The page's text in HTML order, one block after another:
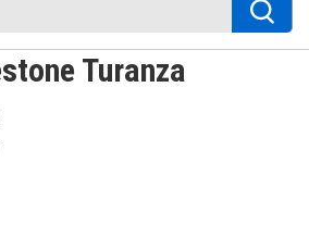
Turanza